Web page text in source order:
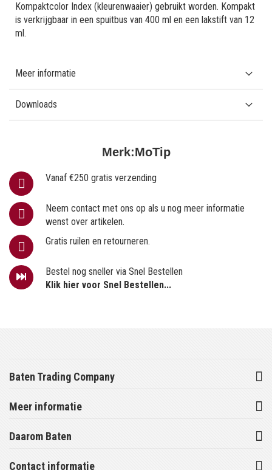
Merk:MoTip
Vanaf €250 gratis verzending
Neem contact met ons op als u nog meer informatie
wenst over artikelen.
Gratis ruilen en retourneren.
Bestel nog sneller via Snel Bestellen
Klik hier voor Snel Bestellen...
Kompaktcolor Index (kleurenwaaier) gebruikt worden. Kompakt
is verkrijgbaar in een spuitbus van 400 ml en een lakstift van 12
ml.
Meer informatie
Downloads
Baten Trading Company
Meer informatie
Daarom Baten
Contact informatie